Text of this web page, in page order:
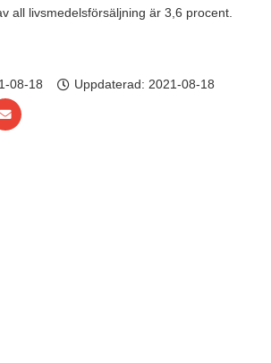
all livsmedelsförsäljning är 3,6 procent.
08-18 Uppdaterad: 2021-08-18